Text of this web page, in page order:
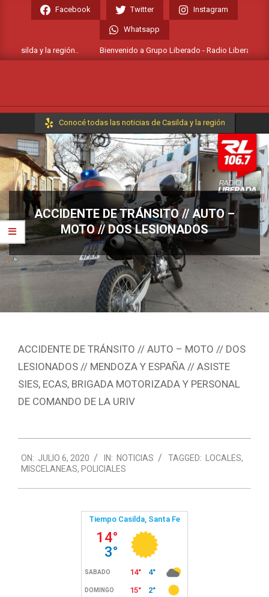
Facebook Twitter Instagram
Whatsapp
y la región.. Bienvenido a Grupo Liberado - Radio Liberada
Primary
Menu
Conocé todas las noticias de Casilda y la región
ACCIDENTE DE TRÁNSITO // AUTO –
MOTO // DOS LESIONADOS
ACCIDENTE DE TRÁNSITO // AUTO – MOTO // DOS
LESIONADOS // MENDOZA Y ESPAÑA // ASISTE
SIES, ECAS, BRIGADA MOTORIZADA Y PERSONAL
DE COMANDO DE LA URIV
07-
06
ON: JULIO 6, 2020 IN: NOTICIAS TAGGED: LOCALES,
MISCELANEAS, POLICIALES